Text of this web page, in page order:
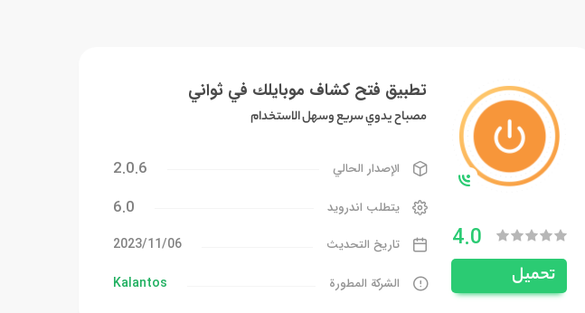
4.0
تحميل
تطبيق فتح كشاف موبايلك في ثواني
مصباح يدوي سريع وسهل الاستخدام
الإصدار الحالي 2.0.6
يتطلب اندرويد 6.0
تاريخ التحديث 06‏/11‏/2023
الشركة المطورة Kalantos